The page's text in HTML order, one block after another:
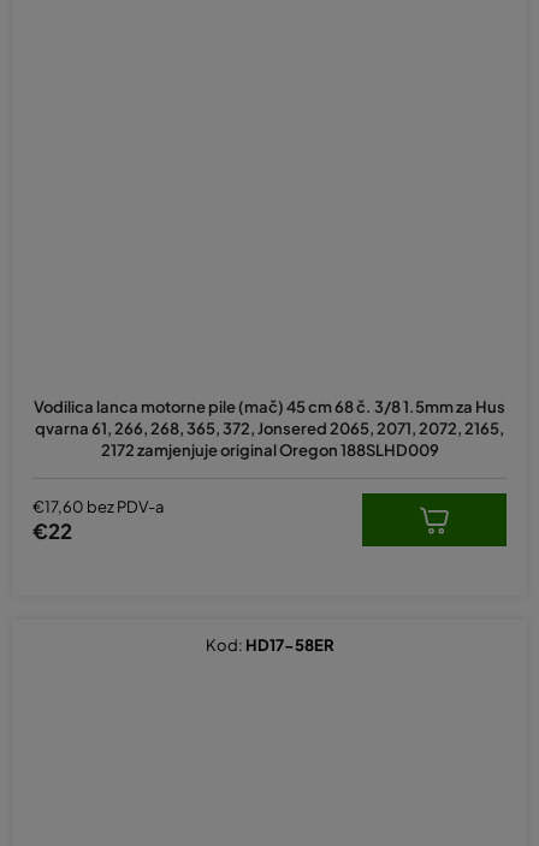
Vodilica lanca motorne pile (mač) 45 cm 68 č. 3/8 1.5mm za Hus
qvarna 61, 266, 268, 365, 372, Jonsered 2065, 2071, 2072, 2165,
2172 zamjenjuje original Oregon 188SLHD009
€17,60 bez PDV-a
€22
Kod: HD17-58ER